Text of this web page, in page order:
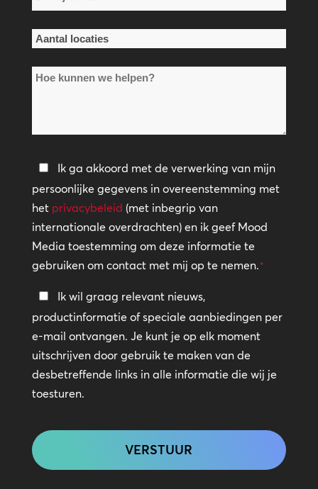
*
Aantal
*Hoe
helpen?
Privacybeleid
*
Ik ga akkoord met de verwerking van mijn
persoonlijke gegevens in overeenstemming met
het privacybeleid (met inbegrip van
internationale overdrachten) en ik geef Mood
Media toestemming om deze informatie te
gebruiken om contact met mij op te nemen.*
Blijf
in
contact
Ik wil graag relevant nieuws,
productinformatie of speciale aanbiedingen per
e-mail ontvangen. Je kunt je op elk moment
uitschrijven door gebruik te maken van de
desbetreffende links in alle informatie die wij je
toesturen.